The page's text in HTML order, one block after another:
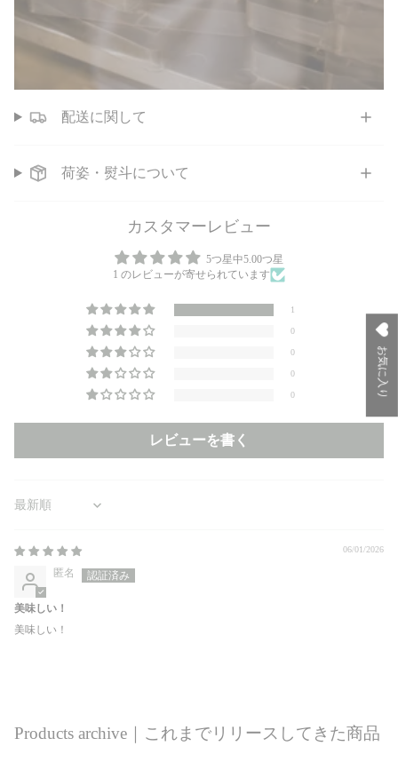
配送に関して
荷姿・熨斗について
カスタマーレビュー
5つ星中5.00つ星
1 のレビューが寄せられています
1
0
0
0
0
レビューを書く
Sort by
06/01/2026
匿名
美味しい！
美味しい！
Products archive｜これまでリリースしてきた商品
お気に入り